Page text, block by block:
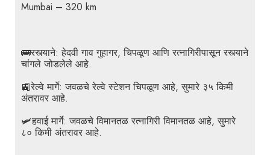
Mumbai – 320 km
🚌रस्त्याने: हेदवी गाव गुहागर, चिपळूण आणि रत्नागिरीपासून रस्त्याने
चांगले जोडलेले आहे.
🚉रेल्वे मार्गे: जवळचे रेल्वे स्टेशन चिपळूण आहे, सुमारे ३५ किमी
अंतरावर आहे.
🛩️हवाई मार्गे: जवळचे विमानतळ रत्नागिरी विमानतळ आहे, सुमारे
८० किमी अंतरावर आहे.